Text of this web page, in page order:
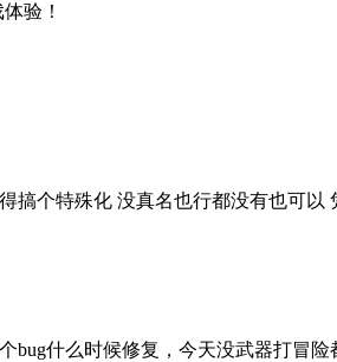
验！
个特殊化 没真名也行都没有也可以
什么时候修复，今天没武器打冒险